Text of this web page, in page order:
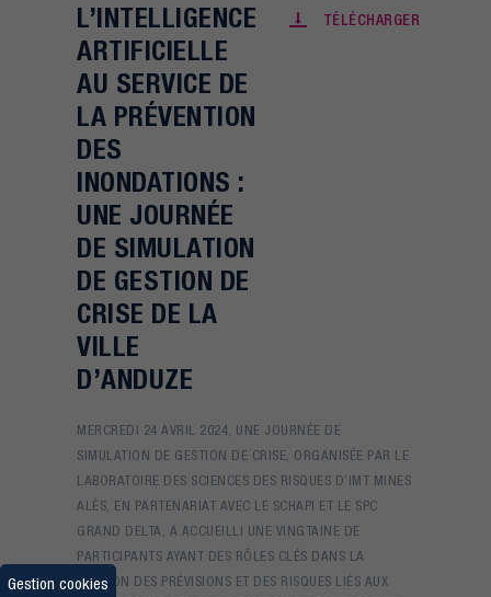
L’INTELLIGENCE
ARTIFICIELLE
AU SERVICE DE
LA PRÉVENTION
DES
INONDATIONS :
UNE JOURNÉE
DE SIMULATION
DE GESTION DE
CRISE DE LA
VILLE
D’ANDUZE
TÉLÉCHARGER
MERCREDI 24 AVRIL 2024, UNE JOURNÉE DE
SIMULATION DE GESTION DE CRISE, ORGANISÉE PAR LE
LABORATOIRE DES SCIENCES DES RISQUES D’IMT MINES
ALÈS, EN PARTENARIAT AVEC LE SCHAPI ET LE SPC
GRAND DELTA, A ACCUEILLI UNE VINGTAINE DE
PARTICIPANTS AYANT DES RÔLES CLÉS DANS LA
GESTION DES PRÉVISIONS ET DES RISQUES LIÉS AUX
Gestion cookies